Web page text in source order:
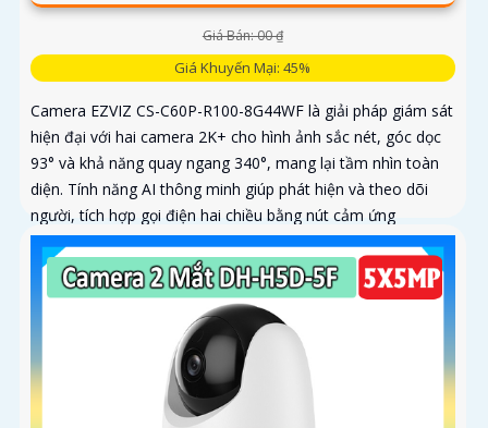
Giá Bán: 00 ₫
Giá Khuyến Mại: 45%
Camera EZVIZ CS-C60P-R100-8G44WF là giải pháp giám sát
hiện đại với hai camera 2K+ cho hình ảnh sắc nét, góc dọc
93° và khả năng quay ngang 340°, mang lại tầm nhìn toàn
diện. Tính năng AI thông minh giúp phát hiện và theo dõi
người, tích hợp gọi điện hai chiều bằng nút cảm ứng